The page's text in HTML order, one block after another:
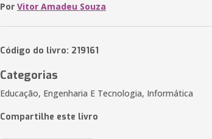
Por Vitor Amadeu Souza
Código do livro: 219161
Categorias
Educação, Engenharia E Tecnologia, Informática
Compartilhe este livro